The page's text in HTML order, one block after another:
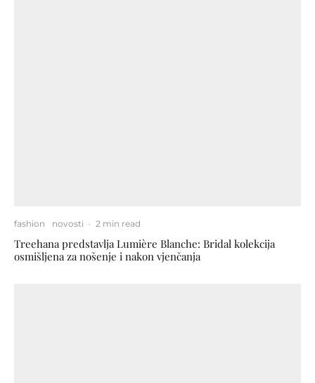
fashion novosti · 2 min read
Treehana predstavlja Lumière Blanche: Bridal kolekcija
osmišljena za nošenje i nakon vjenčanja